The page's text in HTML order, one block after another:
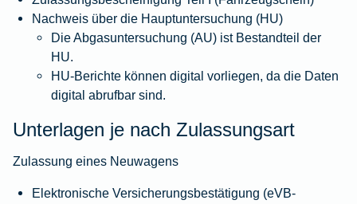
Nachweis über die Hauptuntersuchung (HU)
Die Abgasuntersuchung (AU) ist Bestandteil der
HU.
HU‑Berichte können digital vorliegen, da die Daten
digital abrufbar sind.
Unterlagen je nach Zulassungsart
Zulassung eines Neuwagens
Elektronische Versicherungsbestätigung (eVB-